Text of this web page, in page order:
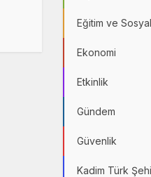
Eğitim ve
Ekonomi
Etkinlik
Gündem
Güvenlik
Kadim Türk